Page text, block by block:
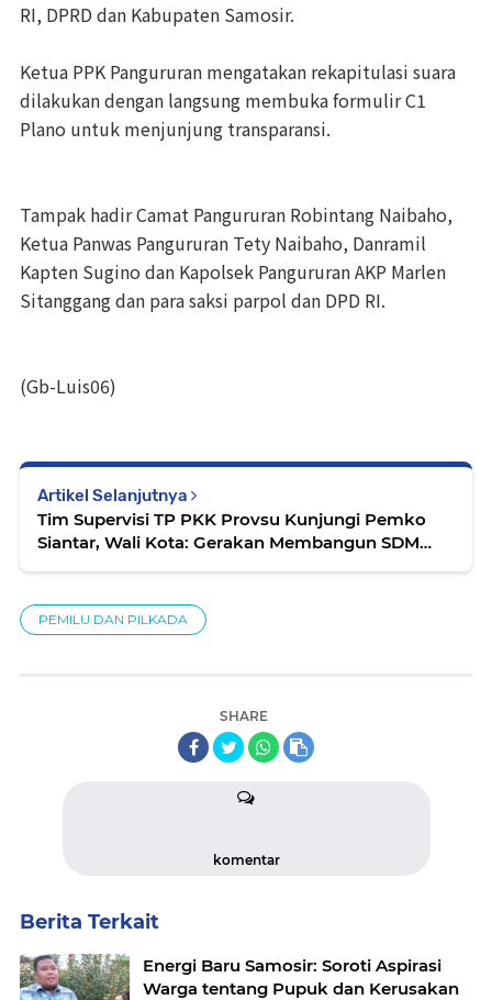
RI, DPRD dan Kabupaten Samosir.
Ketua PPK Pangururan mengatakan rekapitulasi suara
dilakukan dengan langsung membuka formulir C1
Plano untuk menjunjung transparansi.
Tampak hadir Camat Pangururan Robintang Naibaho,
Ketua Panwas Pangururan Tety Naibaho, Danramil
Kapten Sugino dan Kapolsek Pangururan AKP Marlen
Sitanggang dan para saksi parpol dan DPD RI.
(Gb-Luis06)
Artikel Selanjutnya
Tim Supervisi TP PKK Provsu Kunjungi Pemko
Siantar, Wali Kota: Gerakan Membangun SDM
PEMILU DAN PILKADA
SHARE
komentar
Berita Terkait
Energi Baru Samosir: Soroti Aspirasi
Warga tentang Pupuk dan Kerusakan